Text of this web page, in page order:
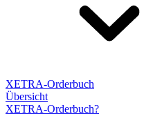
XETRA-Orderbuch
Übersicht
XETRA-Orderbuch?